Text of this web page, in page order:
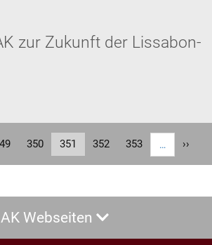
zur Zukunft der Lissabon-
Seite
350
Aktuelle
Seite
351 Seite
352 Seite
353 …
››
AK Webseiten